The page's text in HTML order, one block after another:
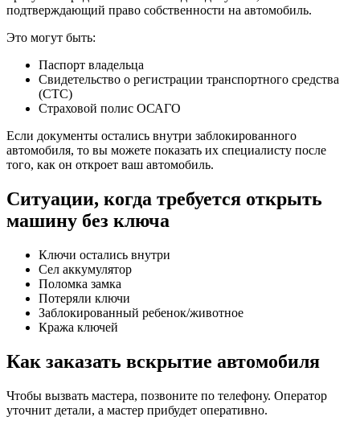
подтверждающий право собственности на автомобиль.
Это могут быть:
Паспорт владельца
Свидетельство о регистрации транспортного средства
(СТС)
Страховой полис ОСАГО
Если документы остались внутри заблокированного
автомобиля, то вы можете показать их специалисту после
того, как он откроет ваш автомобиль.
Ситуации, когда требуется открыть
машину без ключа
Ключи остались внутри
Сел аккумулятор
Поломка замка
Потеряли ключи
Заблокированный ребенок/животное
Кража ключей
Как заказать вскрытие автомобиля
Чтобы вызвать мастера, позвоните по телефону. Оператор
уточнит детали, а мастер прибудет оперативно.